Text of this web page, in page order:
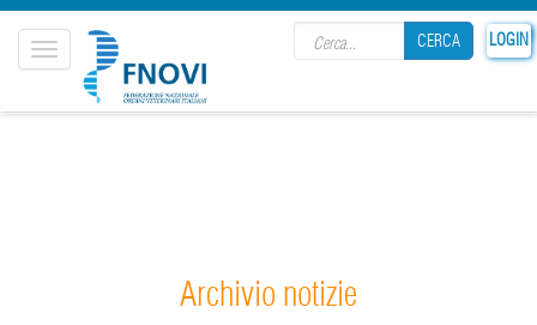
LOGIN
CERCA
Toggle
navigation
Archivio notizie